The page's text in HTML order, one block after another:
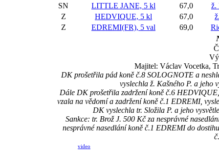
SN
LITTLE JANE, 5 kl 67,0
ž.
Z
HEDVIQUE, 5 kl 67,0
Z
EDREMI(FR), 5 val 69,0
Majitel: Václav Vocetka,
DK prošetřila pád koně č.8 SOLOGNOTE a
vyslechla ž. Kašného P. a jeho
Dále DK prošetřila zadržení koně č.6
vzala na vědomí a zadržení koně č.1 EDREMI,
DK vyslechla tr. Složila P. a jeho
Sankce: tr. Brož J. 500 Kč za nesprávné
nesprávné nasedlání koně č.1 EDREMI do
video